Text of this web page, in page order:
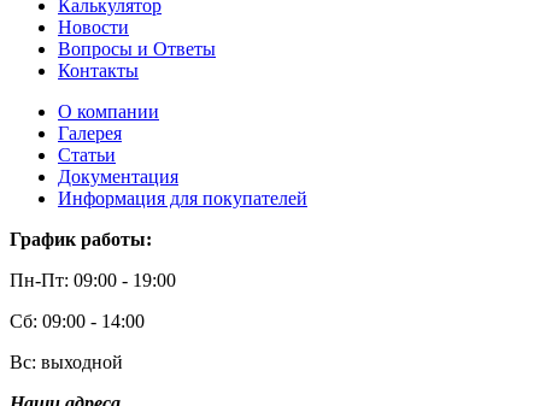
Калькулятор
Новости
Вопросы и Ответы
Контакты
О компании
Галерея
Статьи
Документация
Информация для покупателей
График работы:
Пн-Пт: 09:00 - 19:00
Сб: 09:00 - 14:00
Вс: выходной